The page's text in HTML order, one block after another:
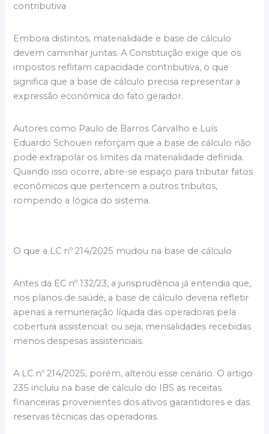
contributiva
Embora distintos, materialidade e base de cálculo
devem caminhar juntas. A Constituição exige que os
impostos reflitam capacidade contributiva, o que
significa que a base de cálculo precisa representar a
expressão econômica do fato gerador.
Autores como Paulo de Barros Carvalho e Luís
Eduardo Schoueri reforçam que a base de cálculo não
pode extrapolar os limites da materialidade definida.
Quando isso ocorre, abre-se espaço para tributar fatos
econômicos que pertencem a outros tributos,
rompendo a lógica do sistema.
O que a LC nº 214/2025 mudou na base de cálculo
Antes da EC nº 132/23, a jurisprudência já entendia que,
nos planos de saúde, a base de cálculo deveria refletir
apenas a remuneração líquida das operadoras pela
cobertura assistencial: ou seja, mensalidades recebidas
menos despesas assistenciais.
A LC nº 214/2025, porém, alterou esse cenário. O artigo
235 incluiu na base de cálculo do IBS as receitas
financeiras provenientes dos ativos garantidores e das
reservas técnicas das operadoras.